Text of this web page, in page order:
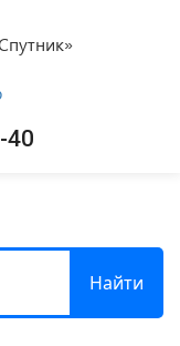
40
Найти